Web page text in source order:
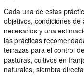
Cada una de estas
objetivos, condiciones
necesarios y una
las prácticas
terrazas para el control
pasturas, cultivos en
naturales, siembra